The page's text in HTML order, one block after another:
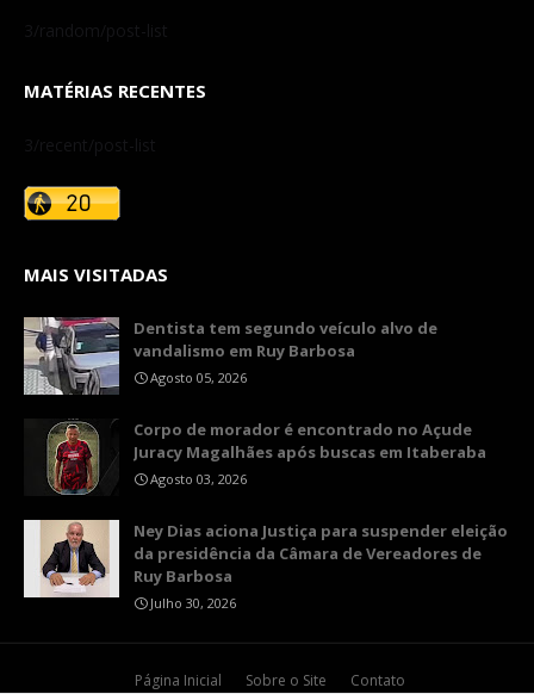
3/random/post-list
MATÉRIAS RECENTES
3/recent/post-list
MAIS VISITADAS
Dentista tem segundo veículo alvo de
vandalismo em Ruy Barbosa
Agosto 05, 2026
Corpo de morador é encontrado no Açude
Juracy Magalhães após buscas em Itaberaba
Agosto 03, 2026
Ney Dias aciona Justiça para suspender eleição
da presidência da Câmara de Vereadores de
Ruy Barbosa
Julho 30, 2026
Página Inicial Sobre o Site Contato